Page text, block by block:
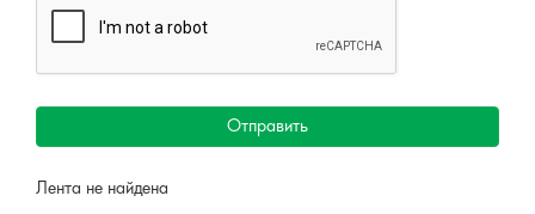
Отправить
Лента не найдена